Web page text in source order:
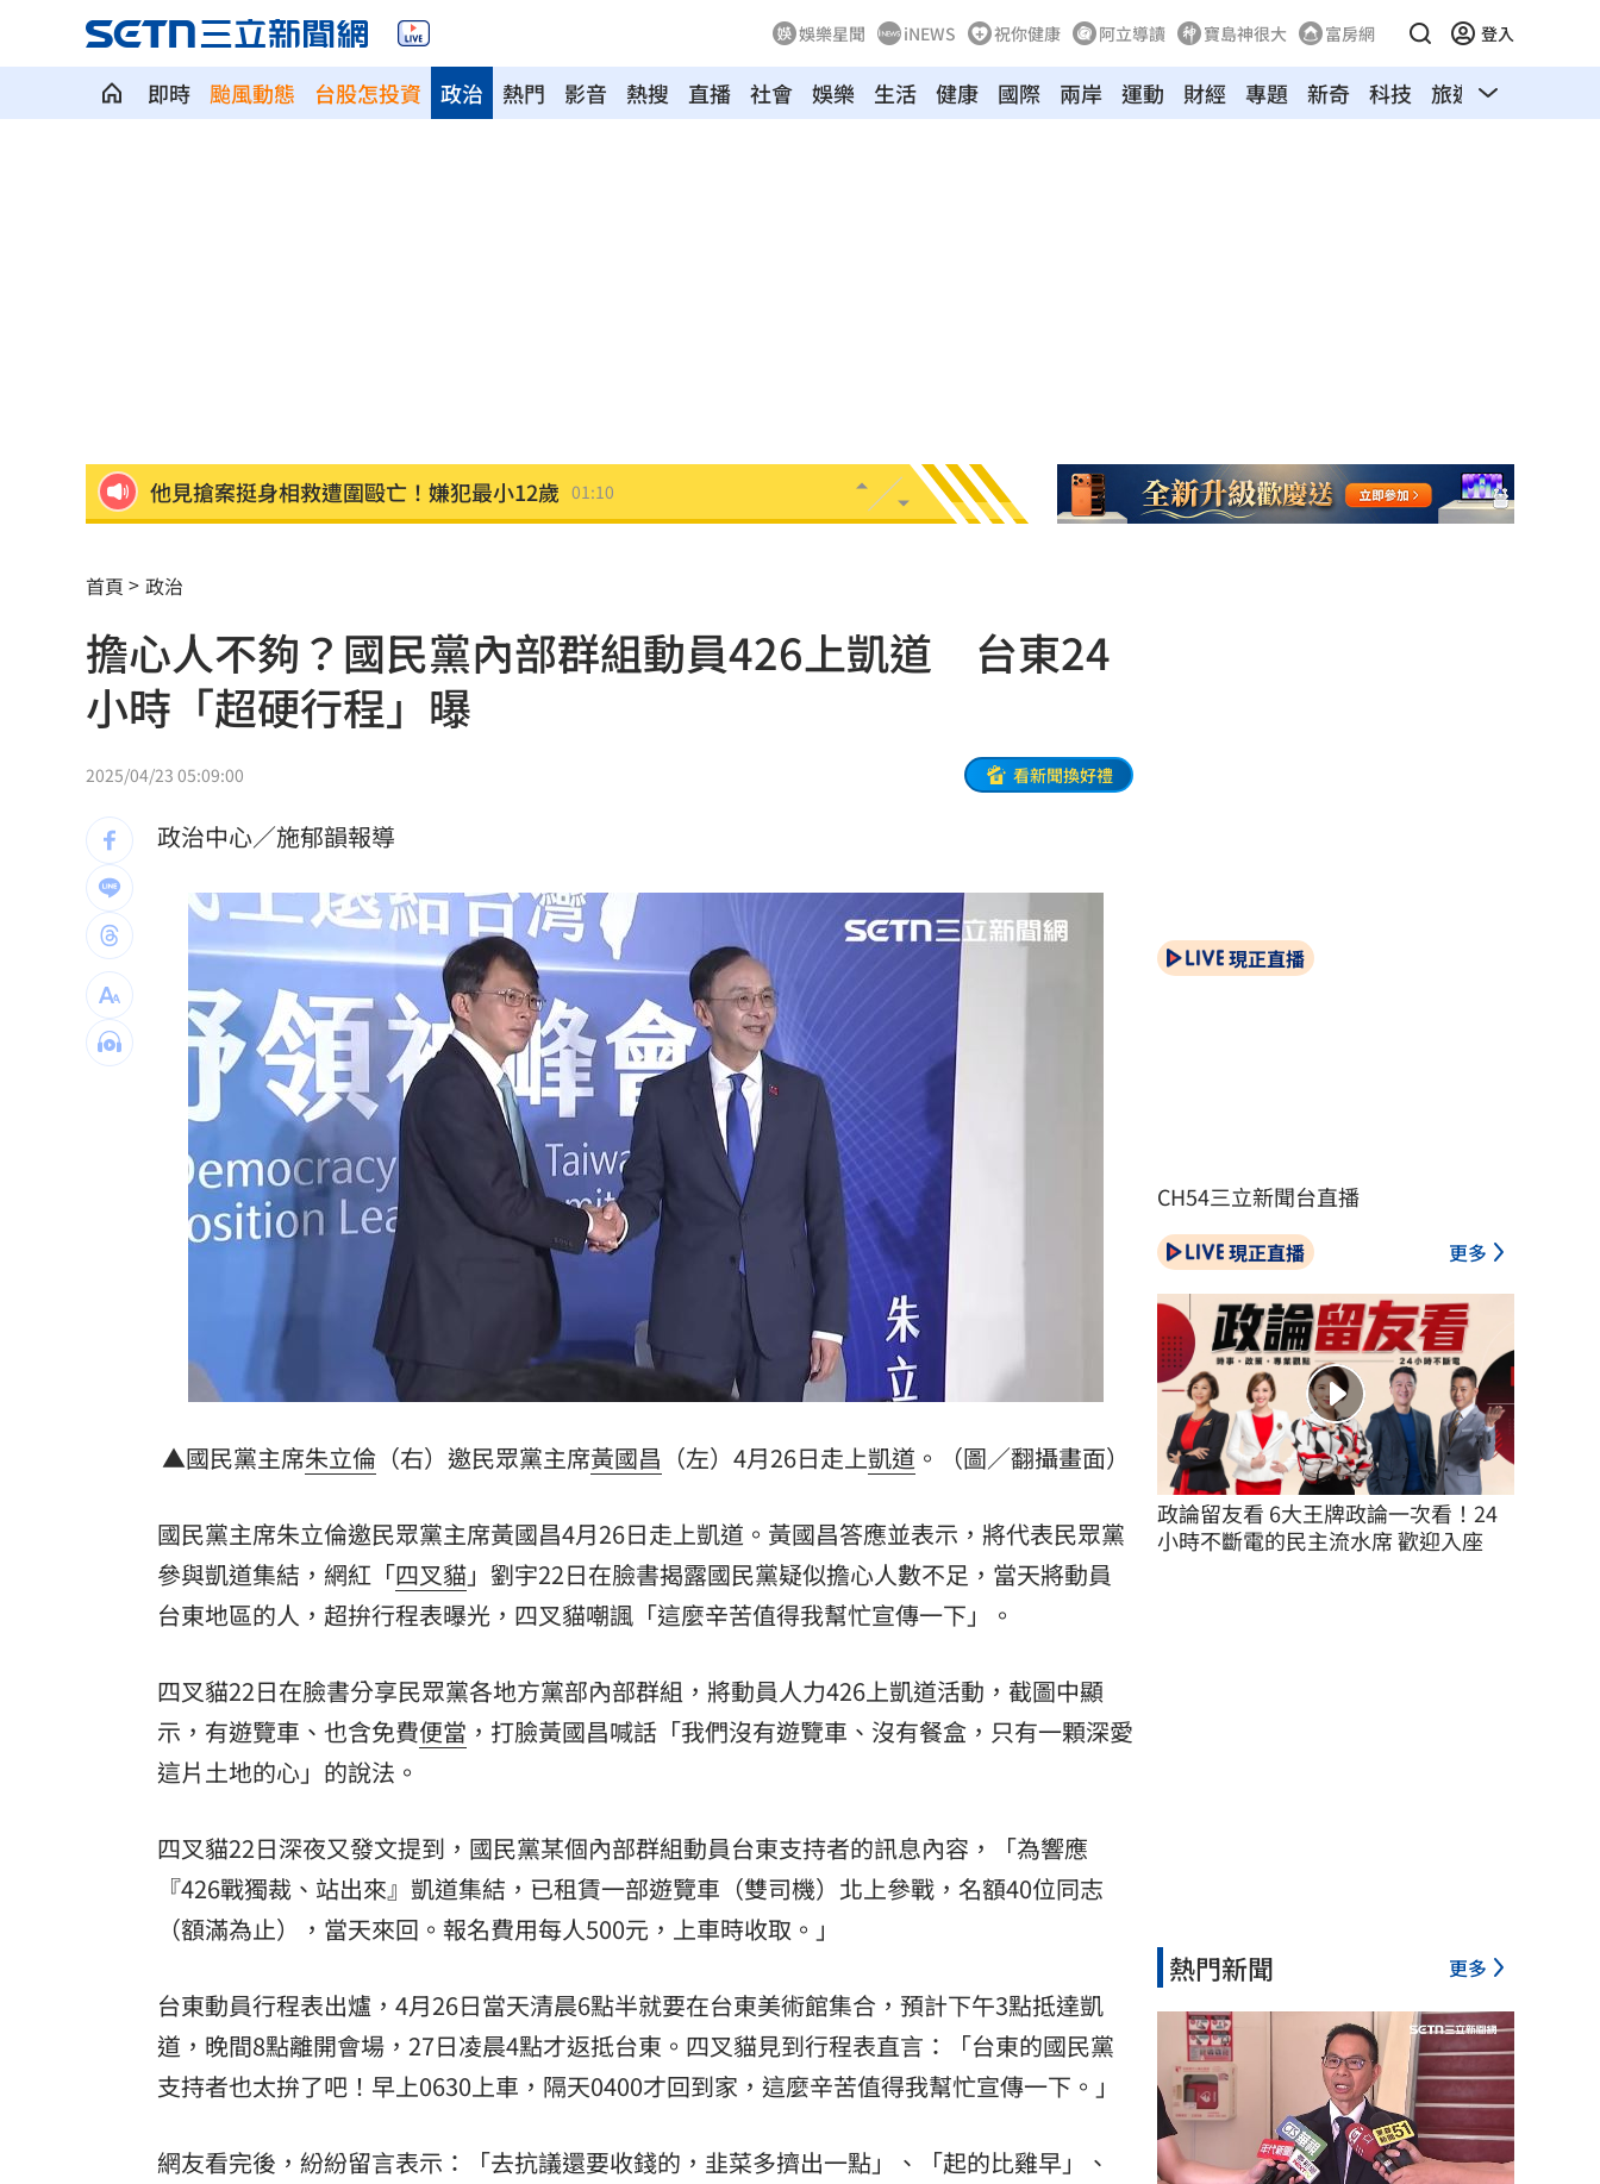
娛樂星聞 iNEWS 祝你健康 阿立導讀 寶島神很大 富房網 登入
即時 颱風動態 台股怎投資 熱門 影音 熱搜 直播
政治 社會 娛樂 生活 健康 國際 兩岸 運動 財經 專題 新奇 科技 旅遊 汽車
扣款人數狂增4成 國泰小龍基金布局曝光 01:05
24歲存款破百萬！她公開致富關鍵：超孝順
這大廠產能利用率衝90% 目標價上看220元 01:00
埃及知名女星涉毒被判死 引發社會震驚
桃園聯隊奪世界青棒亞軍 張善政接機
男駕車至議員服務處嗆開槍 台中警抓到了
勞動部：Uber Eats疊單計算方式違法 00:19
斷交國200萬磅蝦遭我友邦封殺！業者慘叫
新北待售餘屋萬8戶 永和竟只賣贏八里！ 23:47
為5億商機翻臉 肥大叔插刀：要死一起死 23:32
杜金龍點名：「這檔權值股」千萬別長抱 23:25
額頭冒出痘痘 女手癢猛摳竟成「病毒疣」 23:18
台灣彩券開獎直播中 20:31
LIVE三立+24小時直播 15:27
三立iNEWS新聞台線上直播
首頁 政治
擔心人不夠？國民黨內部群組動員426上凱道 台東24
小時「超硬行程」曝
2025/04/23 05:09:00 看新聞換好禮
政治中心／施郁韻報導
▲國民黨主席朱立倫（右）邀民眾黨主席黃國昌 （左）4月26日走上凱道 。（圖／翻攝畫面）
國民黨主席朱立倫邀民眾黨主席黃國昌4月26日走上凱道。黃國昌答應並表示，將代表民眾黨
參與凱道集結，網紅「四叉貓」劉宇22日在臉書揭露國民黨疑似擔心人數不足，當天將動員
台東地區的人，超拚行程表曝光，四叉貓嘲諷「這麼辛苦值得我幫忙宣傳一下」。
四叉貓22日在臉書分享民眾黨各地方黨部內部群組，將動員人力426上凱道活動，截圖中顯
示，有遊覽車、也含免費便當 ，打臉黃國昌喊話「我們沒有遊覽車、沒有餐盒，只有一顆深愛
這片土地的心」的說法。
四叉貓22日深夜又發文提到，國民黨某個內部群組動員台東支持者的訊息內容，「為響應
『426戰獨裁、站出來』凱道集結，已租賃一部遊覽車（雙司機）北上參戰，名額40位同志
（額滿為止），當天來回。報名費用每人500元，上車時收取。」
台東動員行程表出爐，4月26日當天清晨6點半就要在台東美術館集合，預計下午3點抵達凱
道，晚間8點離開會場，27日凌晨4點才返抵台東。四叉貓見到行程表直言：「台東的國民黨
支持者也太拚了吧！早上0630上車，隔天0400才回到家，這麼辛苦值得我幫忙宣傳一下。」
網友看完後，紛紛留言表示：「去抗議還要收錢的，韭菜多擠出一點」、「起的比雞早」、
現正直播
CH54三立新聞台直播
現正直播 更多
政論留友看 6大王牌政論一次看！24
小時不斷電的民主流水席 歡迎入座
熱門新聞 更多